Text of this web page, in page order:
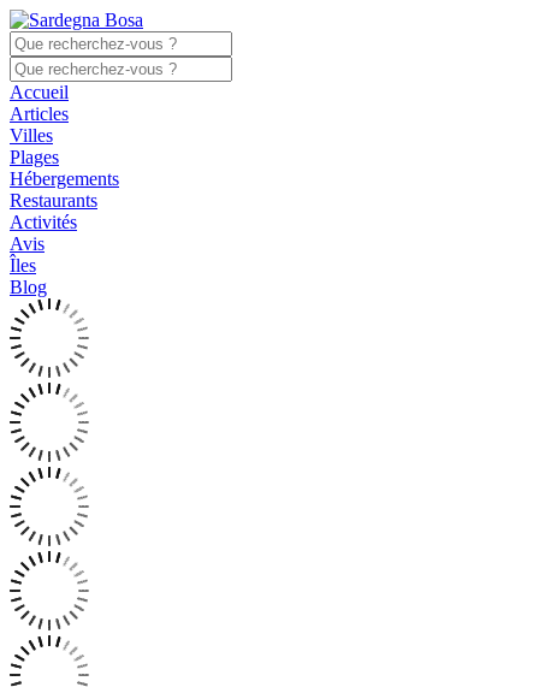
Accueil
Articles
Villes
Plages
Hébergements
Restaurants
Activités
Avis
Îles
Blog